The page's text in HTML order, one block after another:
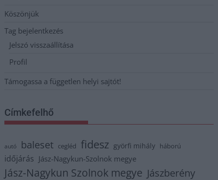
Köszönjük
Tag bejelentkezés
Jelszó visszaállítása
Profil
Támogassa a független helyi sajtót!
Címkefelhő
autó baleset cegléd fidesz györfi mihály háború
időjárás Jász-Nagykun-Szolnok megye
Jász-Nagykun Szolnok megye Jászberény